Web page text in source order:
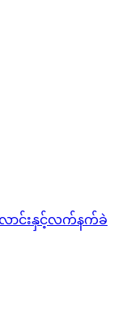
ောင်းနှင့်လက်နက်ခဲ